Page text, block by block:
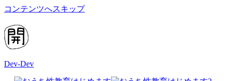
コンテンツへスキップ
Dev-Dev